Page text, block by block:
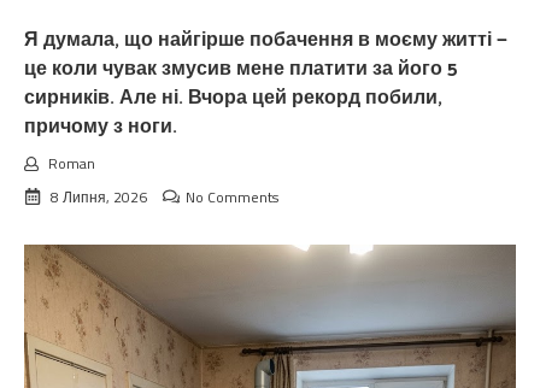
Я думала, що найгірше побачення в моєму житті —
це коли чувак змусив мене платити за його 5
сирників. Але ні. Вчора цей рекорд побили,
причому з ноги.
Roman
8 Липня, 2026
No Comments